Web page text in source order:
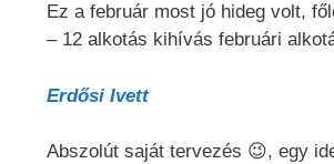
Ez a február most jó hideg volt,
– 12 alkotás kihívás februári
Erdősi Ivett
Abszolút saját tervezés 😉, egy